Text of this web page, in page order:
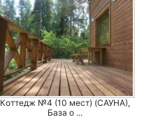
Коттедж №4 (10 мест) (САУНА),
База о ...